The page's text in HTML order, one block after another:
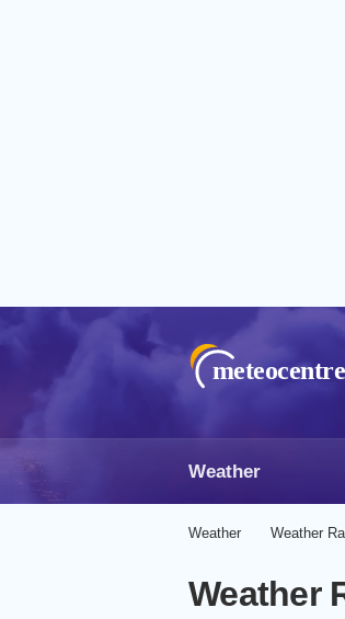
meteocentre
Weather
Weather Weather
Weather